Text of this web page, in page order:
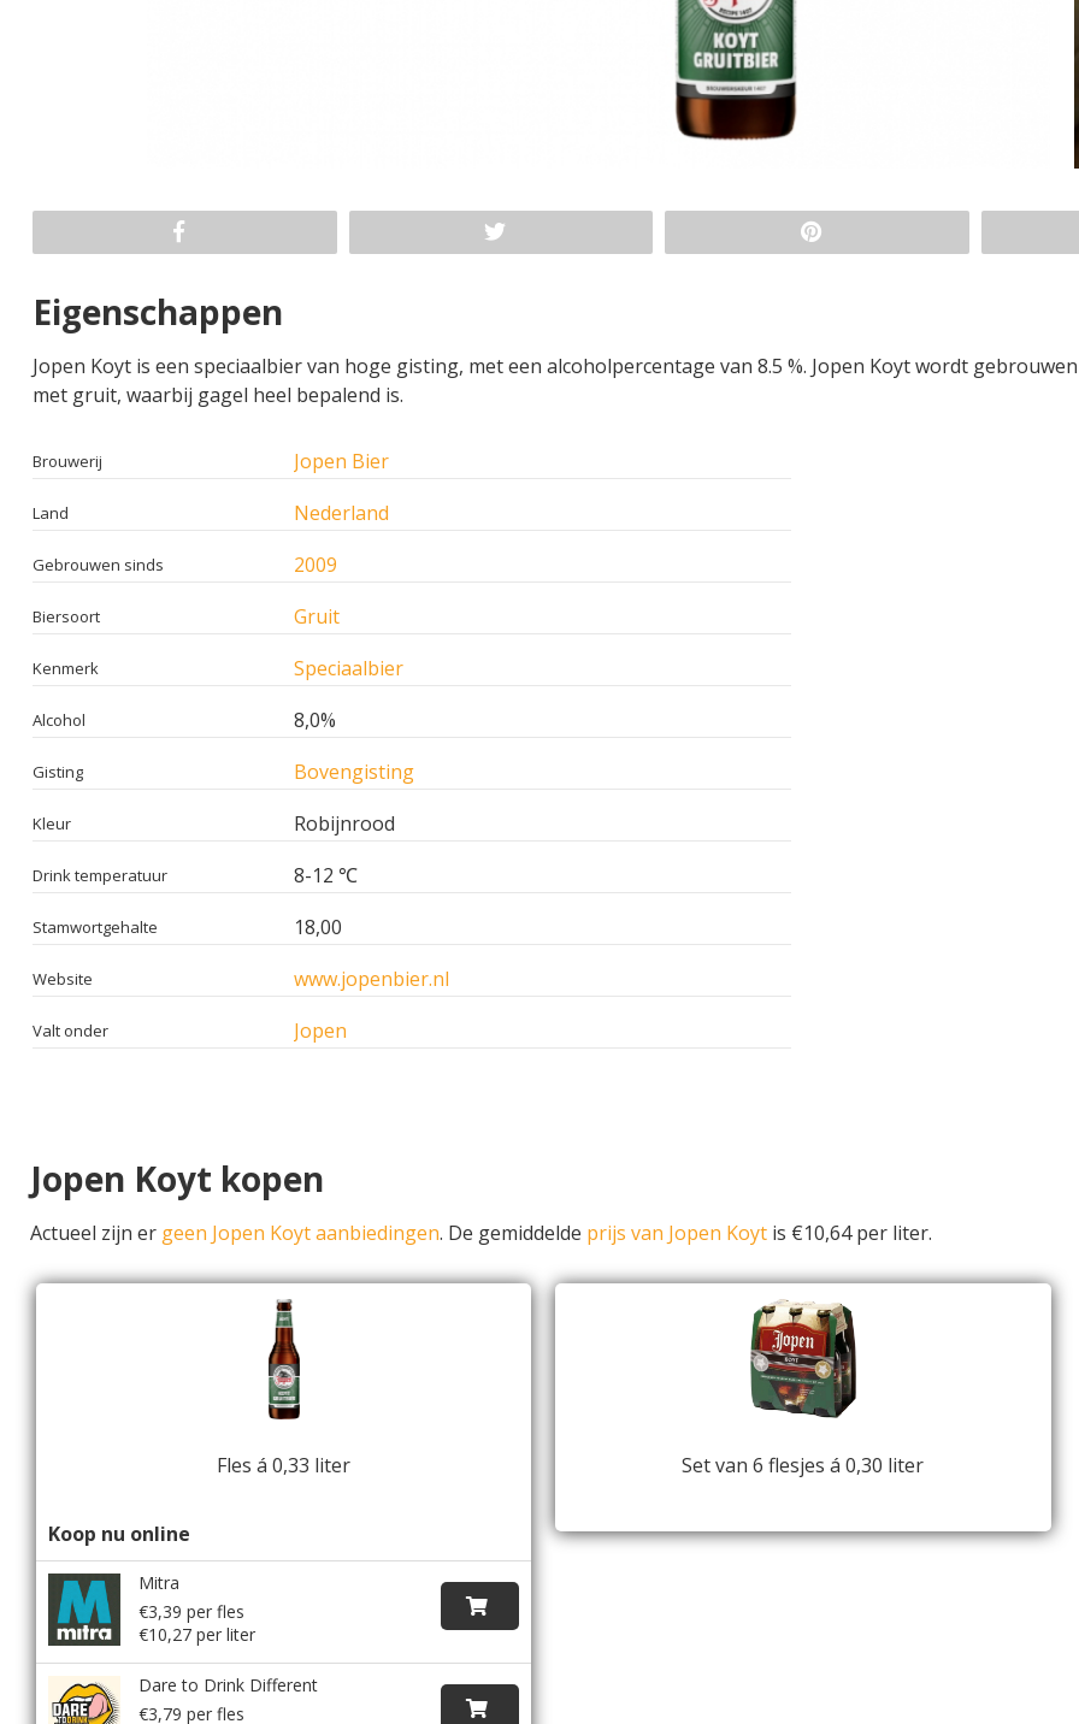
Eigenschappen
Jopen Koyt is een speciaalbier van hoge gisting, met een alcoholpercentage van 8.5 %. Jopen Koyt wordt gebrouwen
met gruit, waarbij gagel heel bepalend is.
Brouwerij Jopen Bier
Land Nederland
Gebrouwen sinds 2009
Biersoort Gruit
Kenmerk Speciaalbier
Alcohol 8,0%
Gisting Bovengisting
Kleur Robijnrood
Drink temperatuur 8-12 ℃
Stamwortgehalte 18,00
Website www.jopenbier.nl
Valt onder Jopen
Jopen Koyt kopen
Actueel zijn er geen Jopen Koyt aanbiedingen. De gemiddelde prijs van Jopen Koyt is €10,64 per liter.
Fles á 0,33 liter
Koop nu online
Mitra
€3,39 per fles
€10,27 per liter
Dare to Drink Different
€3,79 per fles
Set van 6 flesjes á 0,30 liter